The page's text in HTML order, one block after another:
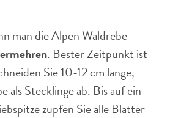
man die Alpen Waldrebe
. Bester Zeitpunkt ist
Sie 10-12 cm lange,
als Stecklinge ab. Bis auf ein
zupfen Sie alle Blätter